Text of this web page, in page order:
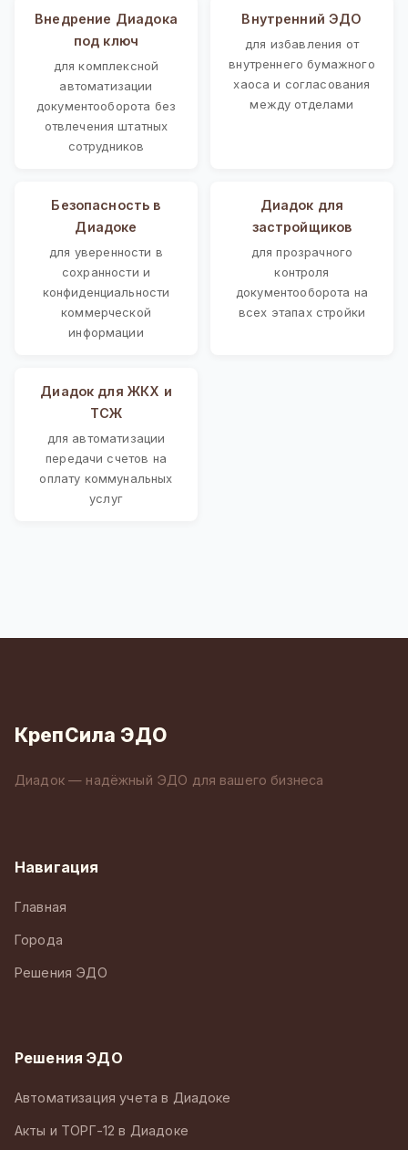
Внедрение Диадока
под ключ
для комплексной
автоматизации
документооборота без
отвлечения штатных
сотрудников
Внутренний ЭДО
для избавления от
внутреннего бумажного
хаоса и согласования
между отделами
Безопасность в
Диадоке
для уверенности в
сохранности и
конфиденциальности
коммерческой
информации
Диадок для
застройщиков
для прозрачного
контроля
документооборота на
всех этапах стройки
Диадок для ЖКХ и
ТСЖ
для автоматизации
передачи счетов на
оплату коммунальных
услуг
КрепСила ЭДО
Диадок — надёжный ЭДО для вашего бизнеса
Навигация
Главная
Города
Решения ЭДО
Решения ЭДО
Автоматизация учета в Диадоке
Акты и ТОРГ-12 в Диадоке